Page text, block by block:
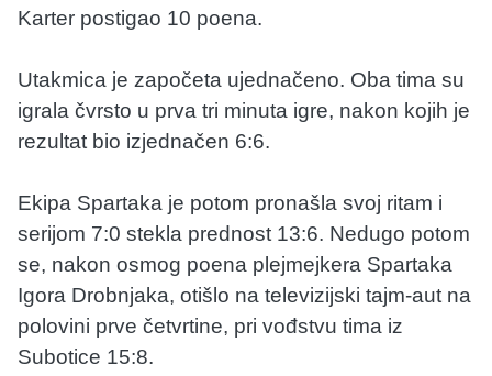
Karter postigao 10 poena.
Utakmica je započeta ujednačeno. Oba tima su
igrala čvrsto u prva tri minuta igre, nakon kojih je
rezultat bio izjednačen 6:6.
Ekipa Spartaka je potom pronašla svoj ritam i
serijom 7:0 stekla prednost 13:6. Nedugo potom
se, nakon osmog poena plejmejkera Spartaka
Igora Drobnjaka, otišlo na televizijski tajm-aut na
polovini prve četvrtine, pri vođstvu tima iz
Subotice 15:8.